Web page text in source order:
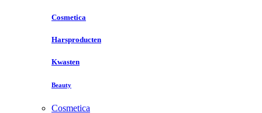
Cosmetica
Harsproducten
Kwasten
Beauty
Cosmetica